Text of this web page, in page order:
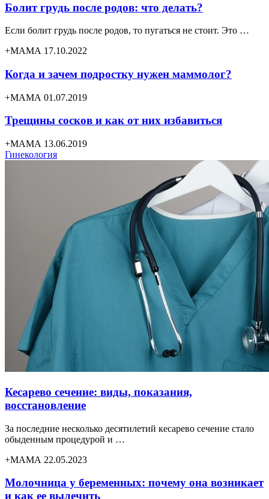
Болит грудь после родов: что делать?
Если болит грудь после родов, то пугаться не стоит. Это …
+МАМА 17.10.2022
Когда и зачем подростку нужен маммолог?
+МАМА 01.07.2019
Трещины сосков и как от них избавиться
+МАМА 13.06.2019
Гинекология
Кесарево сечение: виды, показания,
восстановление
За последние несколько десятилетий кесарево сечение стало
обыденным процедурой и …
+МАМА 22.05.2023
Молочница у беременных: почему она возникает
и как ее вылечить